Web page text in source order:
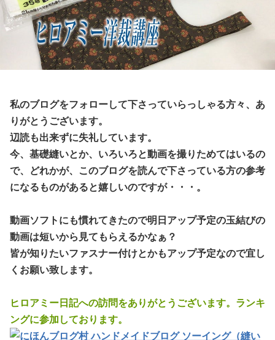
私のブログをフォローして下さっていらっしゃる方々、あ
りがとうございます。
辺読も出来ずに失礼しています。
今、基礎縫いとか、いろいろと動画を撮りためてはいるの
で、どれかが、このブログを読んで下さっている方の参考
になるものがあると嬉しいのですが・・・。
動画ソフトにも慣れてきたので明日アップ予定の玉結びの
動画は短いから見てもらえるかなぁ？
皆が知りたいファスナー付けとかもアップ予定なので宜し
くお願い致します。
ヒロアミー日記への訪問をありがとうございます。ランキ
ングに参加しております。